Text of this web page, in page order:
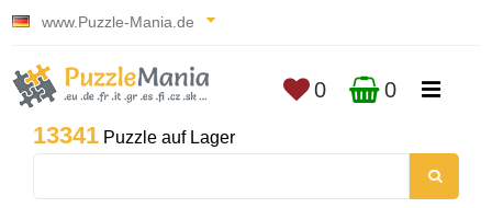
www.Puzzle-Mania.de
13341 Puzzle auf Lager
0 0